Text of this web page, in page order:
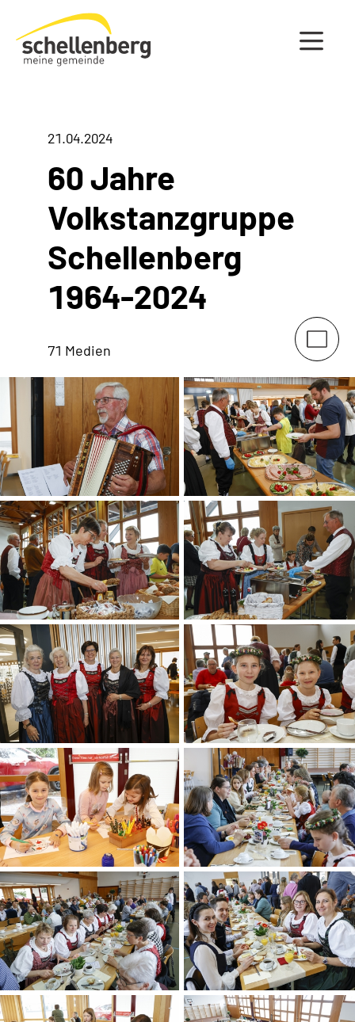
Gemeinde Schellenberg Startseite
21.04.2024
60 Jahre
Volkstanzgruppe
Schellenberg
1964-2024
71 Medien